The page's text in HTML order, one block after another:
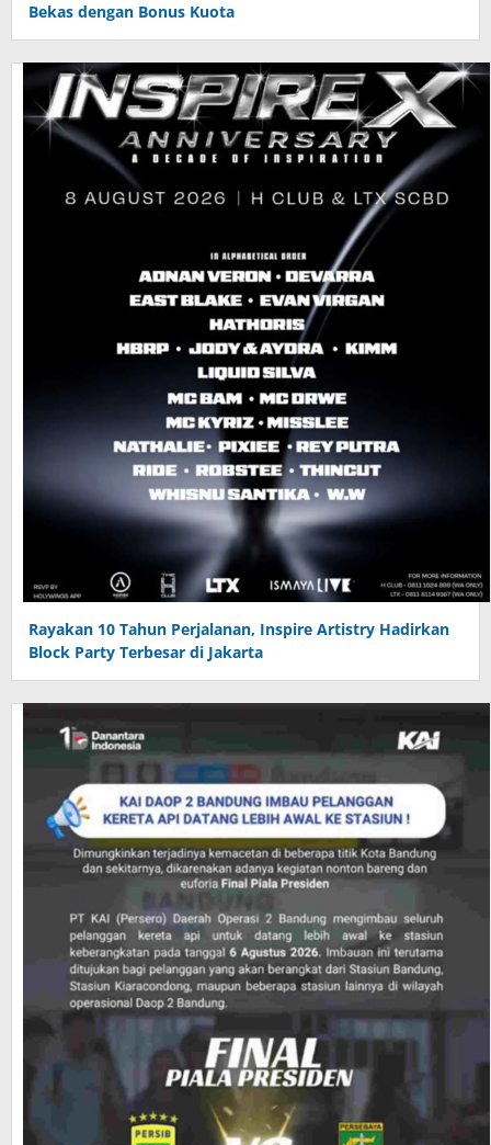
Bekas dengan Bonus Kuota
Rayakan 10 Tahun Perjalanan, Inspire Artistry Hadirkan
Block Party Terbesar di Jakarta